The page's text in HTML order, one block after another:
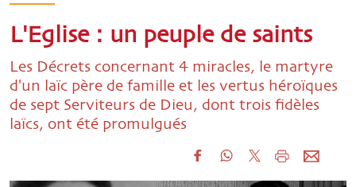
L'Eglise : un peuple de saints
Les Décrets concernant 4 miracles, le martyre
d'un laïc père de famille et les vertus héroïques
de sept Serviteurs de Dieu, dont trois fidèles
laïcs, ont été promulgués